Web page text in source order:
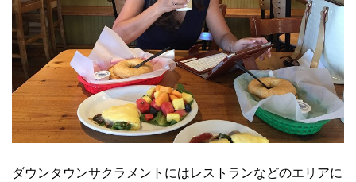
ダウンタウンサクラメントにはレストランなどのエリアに